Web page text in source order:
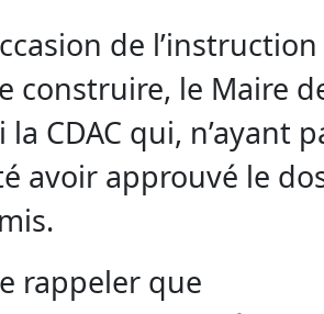
de
construire, le Maire
CDAC qui, n’ayant
avoir approuvé le
rappeler que